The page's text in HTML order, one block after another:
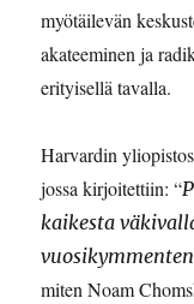
myötäilevän
akateeminen ja
erityisellä tavalla.
Harvardin
jossa kirjoitettiin: “
kaikesta
miten Noam